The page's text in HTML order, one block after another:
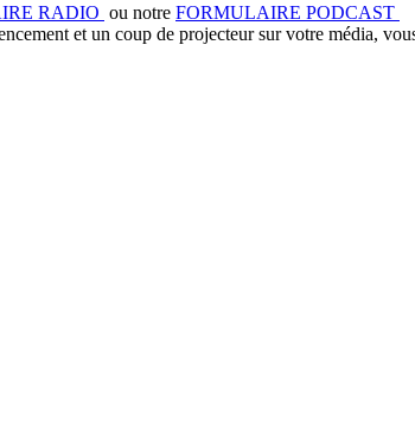
RADIO ou notre FORMULAIRE PODCAST
et un coup de projecteur sur votre média,